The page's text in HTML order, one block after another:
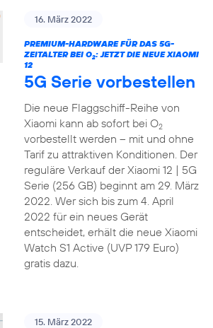
16. März 2022
PREMIUM-HARDWARE FÜR DAS 5G-
ZEITALTER BEI O2: JETZT DIE NEUE XIAOMI
12
5G Serie vorbestellen
Die neue Flaggschiff-Reihe von
Xiaomi kann ab sofort bei O2
vorbestellt werden – mit und ohne
Tarif zu attraktiven Konditionen. Der
reguläre Verkauf der Xiaomi 12 | 5G
Serie (256 GB) beginnt am 29. März
2022. Wer sich bis zum 4. April
2022 für ein neues Gerät
entscheidet, erhält die neue Xiaomi
Watch S1 Active (UVP 179 Euro)
gratis dazu.
15. März 2022